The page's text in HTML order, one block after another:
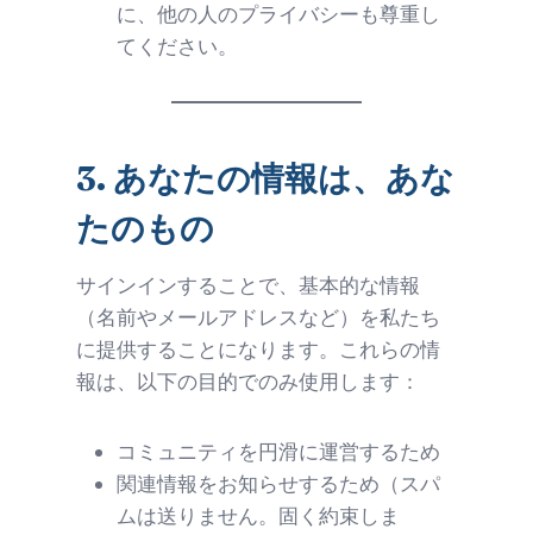
に、他の人のプライバシーも尊重し
てください。
3. あなたの情報は、あな
たのもの
サインインすることで、基本的な情報
（名前やメールアドレスなど）を私たち
に提供することになります。これらの情
報は、以下の目的でのみ使用します：
コミュニティを円滑に運営するため
関連情報をお知らせするため（スパ
ムは送りません。固く約束しま